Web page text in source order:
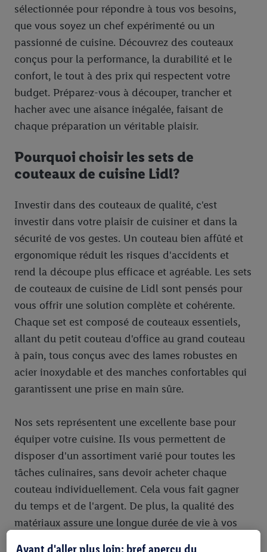
sélectionnée pour répondre à tous vos besoins,
que vous soyez un chef expérimenté ou un
passionné de cuisine. Découvrez des couteaux
conçus pour la performance, la durabilité et le
confort, le tout à des prix qui respectent votre
budget. Préparez-vous à découper, trancher et
hacher avec une aisance inégalée, faisant de
chaque préparation un véritable plaisir.
Pourquoi choisir les sets de
couteaux de cuisine Lidl?
Investir dans des couteaux de qualité, c'est
investir dans votre plaisir de cuisiner et dans la
sécurité de vos gestes. Un couteau bien affûté et
ergonomique réduit les risques d'accidents et
rend la découpe plus efficace et agréable. Les sets
de couteaux de cuisine de Lidl sont pensés pour
vous offrir une solution complète et cohérente.
Chaque set est composé de couteaux essentiels,
allant du petit couteau d'office au grand couteau
à pain, tous conçus avec des lames robustes en
acier inoxydable et des manches confortables qui
garantissent une prise en main sûre.
Nos sets représentent une excellente base pour
équiper votre cuisine. Ils vous permettent de
disposer d'un assortiment varié pour toutes les
tâches culinaires, sans devoir acheter chaque
couteau individuellement. Cela vous fait gagner
du temps et de l'argent. De plus, la qualité des
matériaux assure une longue durée de vie à vos
Avant d'aller plus loin: bref aperçu du